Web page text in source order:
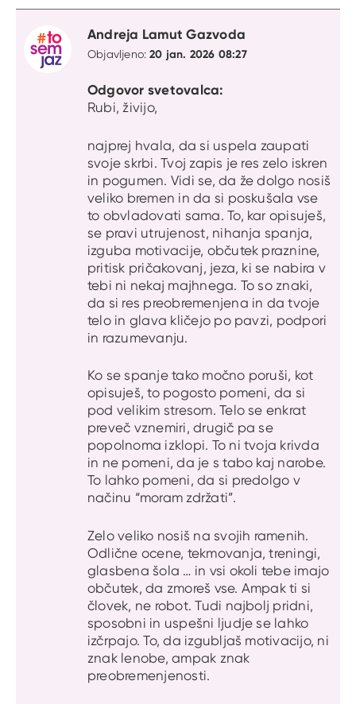
Andreja Lamut Gazvoda
Objavljeno:20 jan. 2026 08:27
Odgovor svetovalca:
Rubi, živijo,
najprej hvala, da si uspela zaupati
svoje skrbi. Tvoj zapis je res zelo iskren
in pogumen. Vidi se, da že dolgo nosiš
veliko bremen in da si poskušala vse
to obvladovati sama. To, kar opisuješ,
se pravi utrujenost, nihanja spanja,
izguba motivacije, občutek praznine,
pritisk pričakovanj, jeza, ki se nabira v
tebi ni nekaj majhnega. To so znaki,
da si res preobremenjena in da tvoje
telo in glava kličejo po pavzi, podpori
in razumevanju.
Ko se spanje tako močno poruši, kot
opisuješ, to pogosto pomeni, da si
pod velikim stresom. Telo se enkrat
preveč vznemiri, drugič pa se
popolnoma izklopi. To ni tvoja krivda
in ne pomeni, da je s tabo kaj narobe.
To lahko pomeni, da si predolgo v
načinu “moram zdržati”.
Zelo veliko nosiš na svojih ramenih.
Odlične ocene, tekmovanja, treningi,
glasbena šola … in vsi okoli tebe imajo
občutek, da zmoreš vse. Ampak ti si
človek, ne robot. Tudi najbolj pridni,
sposobni in uspešni ljudje se lahko
izčrpajo. To, da izgubljaš motivacijo, ni
znak lenobe, ampak znak
preobremenjenosti.